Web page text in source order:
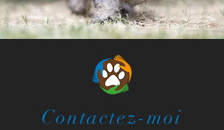
Contactez-moi